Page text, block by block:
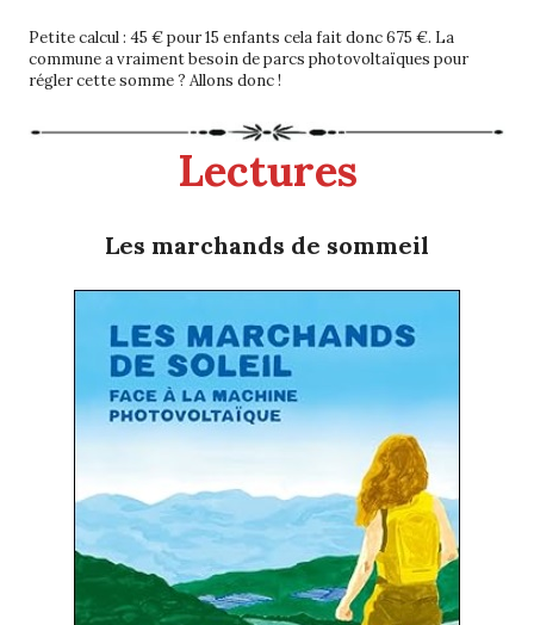
Petite calcul : 45 € pour 15 enfants cela fait donc 675 €. La
commune a vraiment besoin de parcs photovoltaïques pour
régler cette somme ? Allons donc !
Lectures
Les marchands de sommeil